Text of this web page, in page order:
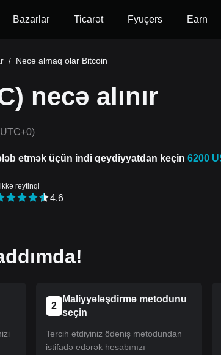
Bazarlar Ticarət Fyuçers Earn
/ Necə almaq olar Bitcoin
necə alınır
etmək üçün indi qeydiyyatdan keçin 6200
reytinqi
4.6
2
Maliyyələşdirmə metodunu
seçin
Tercih etdiyiniz ödəniş metodundan
istifadə edərək hesabınızı